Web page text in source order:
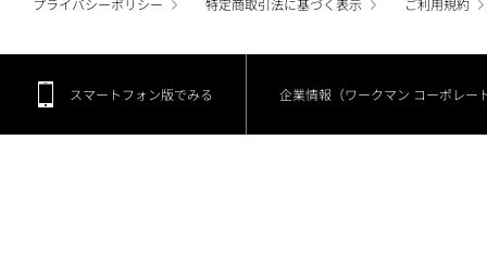
プライバシーポリシー 特定商取引法に基づく表示 ご利用規約
スマートフォン版でみる 企業情報（ワークマン コーポレー